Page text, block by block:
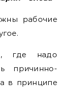
рабочие
где надо
причинно-
в принципе